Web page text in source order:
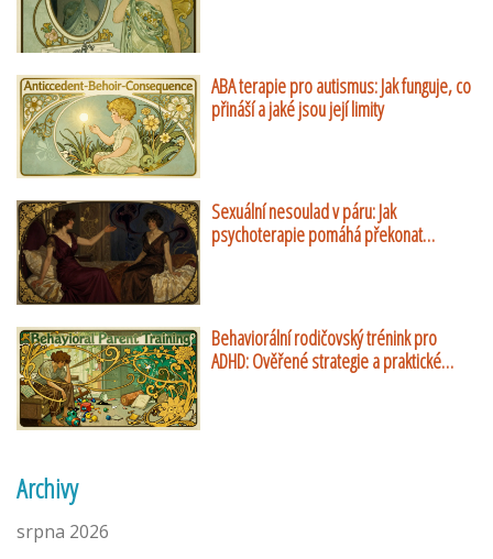
ABA terapie pro autismus: Jak funguje, co
přináší a jaké jsou její limity
Sexuální nesoulad v páru: Jak
psychoterapie pomáhá překonat
Behaviorální rodičovský trénink pro
ADHD: Ověřené strategie a praktické
Archivy
srpna 2026